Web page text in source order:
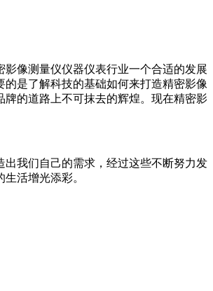
像测量仪仪器仪表行业一个合适的发展
是了解科技的基础如何来打造精密影像
的道路上不可抹去的辉煌。现在精密影
我们自己的需求，经过这些不断努力发
活增光添彩。